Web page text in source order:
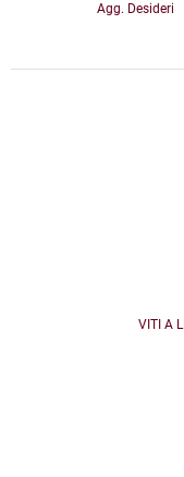
Agg. Desideri
VITI A